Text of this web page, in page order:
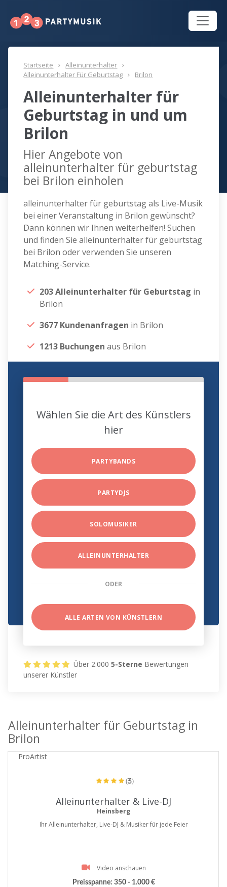
Startseite
Alleinunterhalter
Alleinunterhalter Für Geburtstag
Brilon
Alleinunterhalter für
Geburtstag in und um
Brilon
Hier Angebote von
alleinunterhalter für geburtstag
bei Brilon einholen
alleinunterhalter für geburtstag als Live-Musik
bei einer Veranstaltung in Brilon gewünscht?
Dann können wir Ihnen weiterhelfen! Suchen
und finden Sie alleinunterhalter für geburtstag
bei Brilon oder verwenden Sie unseren
Matching-Service.
203 Alleinunterhalter für Geburtstag in
Brilon
3677 Kundenanfragen in Brilon
1213 Buchungen aus Brilon
Wählen Sie die Art des Künstlers
hier
PARTYBANDS
PARTYDJS
SOLOMUSIKER
ALLEINUNTERHALTER
ODER
ALLE ARTEN VON KÜNSTLERN
Über 2.0005-Sterne Bewertungen
unserer Künstler
Alleinunterhalter für Geburtstag in
Brilon
ProArtist
(3)
Alleinunterhalter & Live-DJ
Heinsberg
Ihr Alleinunterhalter, Live-DJ & Musiker für jede Feier
Video anschauen
Preisspanne: 350 - 1.000 €